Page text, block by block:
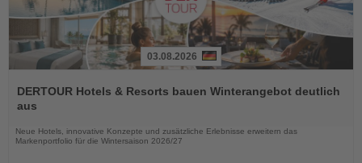
Sie
die
03.08.2026
DERTOUR Hotels & Resorts bauen Winterangebot deutlich
aus
Neue Hotels, innovative Konzepte und zusätzliche Erlebnisse erweitern das
Markenportfolio für die Wintersaison 2026/27